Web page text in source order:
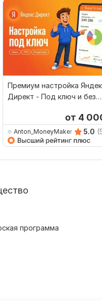
Премиум настройка
Директ - Под ключ и без
от 4
Anton_MoneyMaker 5.0
программа